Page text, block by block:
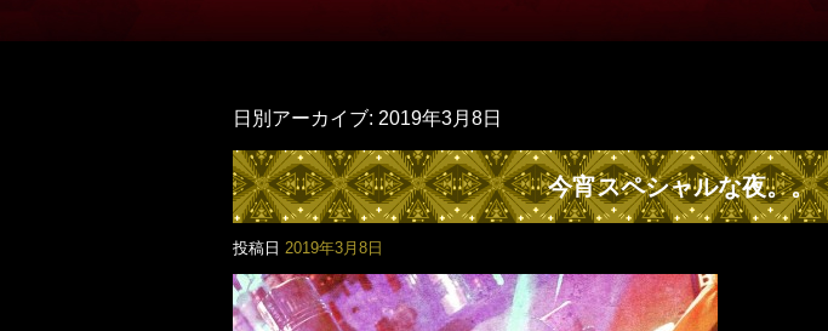
日別アーカイブ: 2019年3月8日
今宵スペシャルな夜。。
投稿日 2019年3月8日